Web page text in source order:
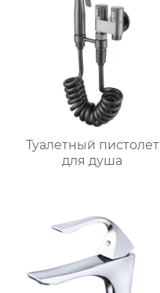
Туалетный пистолет
для душа